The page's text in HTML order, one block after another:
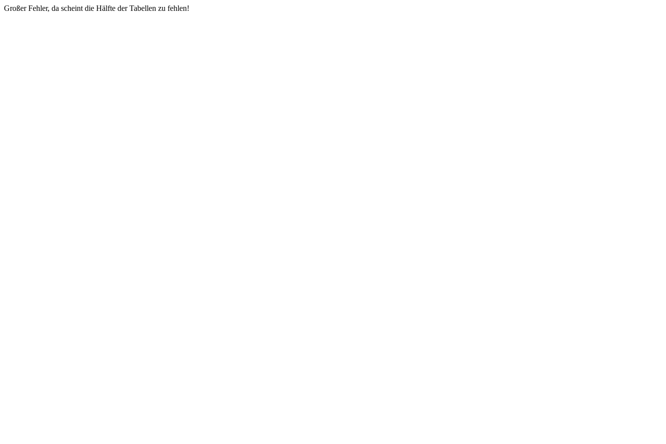
Großer Fehler, da scheint die Hälfte der Tabellen zu fehlen!